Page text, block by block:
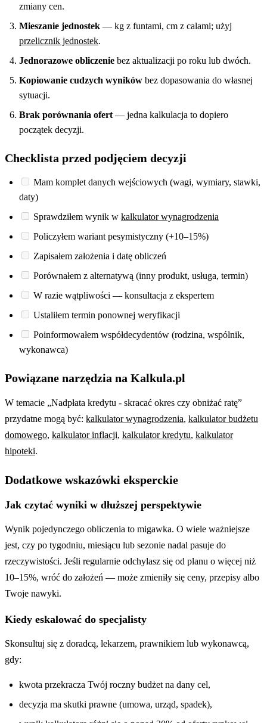
zmiany cen.
Mieszanie jednostek — kg z funtami, cm z calami; użyj
przelicznik jednostek.
Jednorazowe obliczenie bez aktualizacji po roku lub dwóch.
Kopiowanie cudzych wyników bez dopasowania do własnej
sytuacji.
Brak porównania ofert — jedna kalkulacja to dopiero
początek decyzji.
Checklista przed podjęciem decyzji
Mam komplet danych wejściowych (wagi, wymiary, stawki,
daty)
Sprawdziłem wynik w kalkulator wynagrodzenia
Policzyłem wariant pesymistyczny (+10–15%)
Zapisałem założenia i datę obliczeń
Porównałem z alternatywą (inny produkt, usługa, termin)
W razie wątpliwości — konsultacja z ekspertem
Ustaliłem termin ponownej weryfikacji
Poinformowałem współdecydentów (rodzina, wspólnik,
wykonawca)
Powiązane narzędzia na Kalkula.pl
W temacie „Nadpłata kredytu - skracać okres czy obniżać ratę”
przydatne mogą być: kalkulator wynagrodzenia, kalkulator budżetu
domowego, kalkulator inflacji, kalkulator kredytu, kalkulator
hipoteki.
Dodatkowe wskazówki eksperckie
Jak czytać wyniki w dłuższej perspektywie
Wynik pojedynczego obliczenia to migawka. O wiele ważniejsze
jest, czy po tygodniu, miesiącu lub sezonie nadal pasuje do
rzeczywistości. Jeśli regularnie odchylasz się od planu o więcej niż
10–15%, wróć do założeń — może zmieniły się ceny, przepisy albo
Twoje nawyki.
Kiedy eskalować do specjalisty
Skonsultuj się z doradcą, lekarzem, prawnikiem lub wykonawcą,
gdy:
kwota przekracza Twój roczny budżet na dany cel,
decyzja ma skutki prawne (umowa, urząd, spadek),